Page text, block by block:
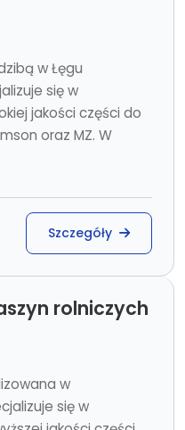
w Łęgu
się w
jakości części do
oraz MZ. W
Szczegóły
rolniczych
w
się w